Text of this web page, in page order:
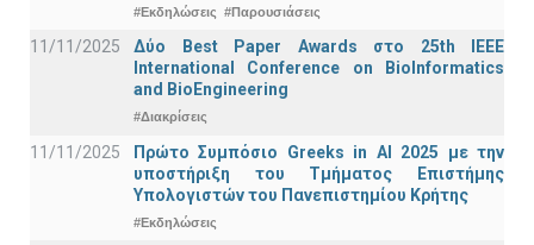
#Εκδηλώσεις #Παρουσιάσεις
11/11/2025
Δύο Best Paper Awards στο 25th IEEE
International Conference on BioInformatics
and BioEngineering
#Διακρίσεις
11/11/2025
Πρώτο Συμπόσιο Greeks in AI 2025 με την
υποστήριξη του Τμήματος Επιστήμης
Υπολογιστών του Πανεπιστημίου Κρήτης
#Εκδηλώσεις